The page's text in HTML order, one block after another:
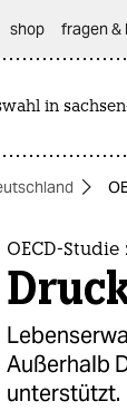
shop fragen &
in
OECD-
Außerhalb
unterstützt.